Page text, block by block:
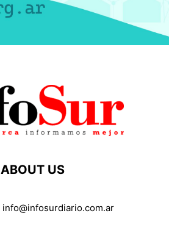
ABOUT US
info@infosurdiario.com.ar